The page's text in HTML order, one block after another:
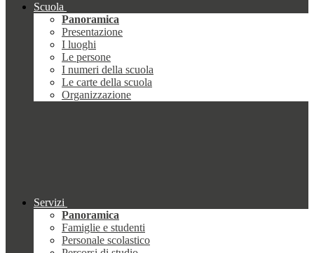
Scuola
Panoramica
Presentazione
I luoghi
Le persone
I numeri della scuola
Le carte della scuola
Organizzazione
Servizi
Panoramica
Famiglie e studenti
Personale scolastico